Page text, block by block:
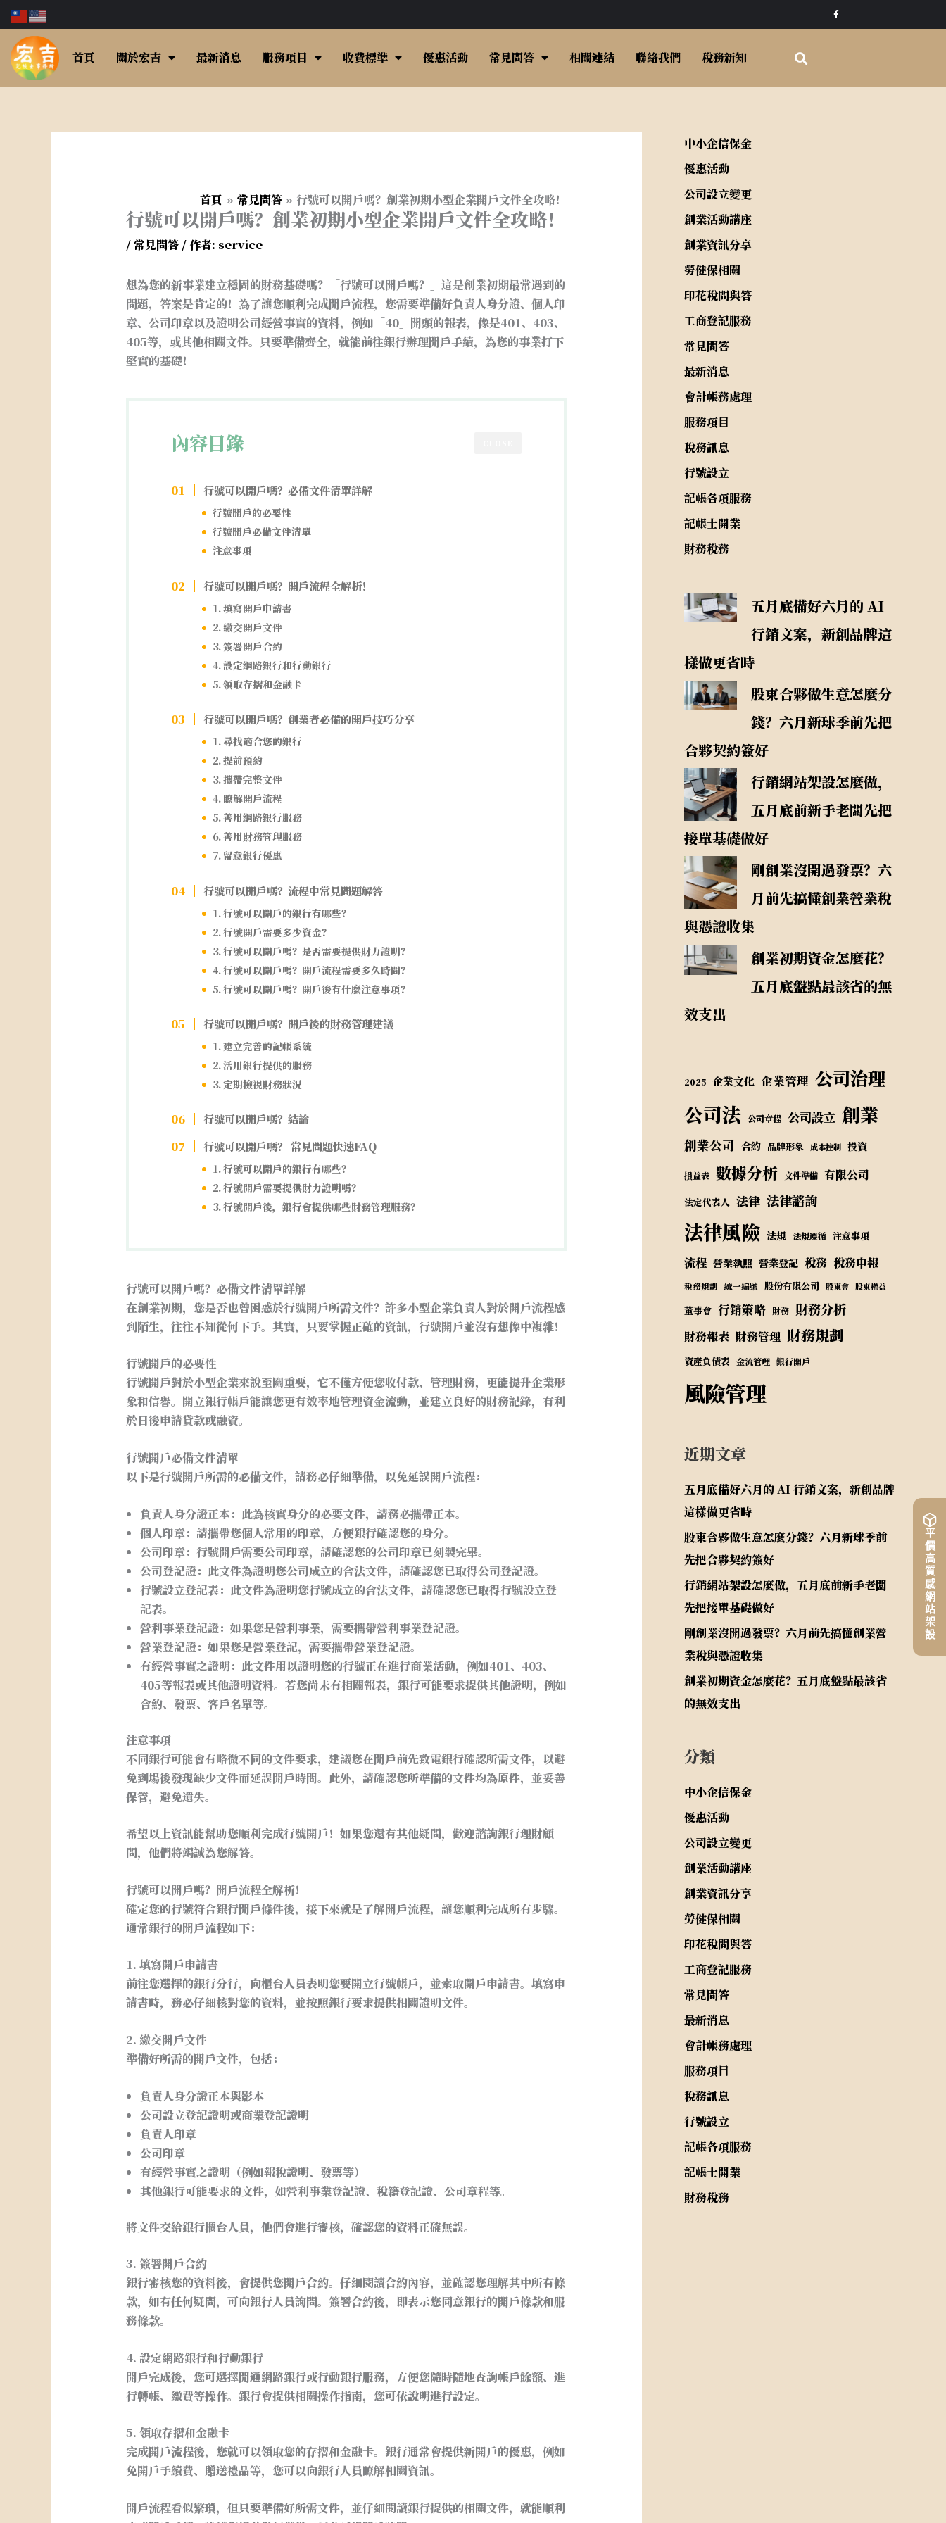
平價高質感網站架設
至
內
F
a
首頁 關於宏吉 最新消息 服務項目 收費標準 優惠活動 常見問答 相關連結 聯絡我們 稅務新知
首頁 常見問答 行號可以開戶嗎？創業初期小型企業開戶文件全攻略！
行號可以開戶嗎？創業初期小型企業開戶文件全攻略！
/常見問答/ 作者: service
想為您的新事業建立穩固的財務基礎嗎？「行號可以開戶嗎？」這是創業初期最常遇到的
問題，答案是肯定的！為了讓您順利完成開戶流程，您需要準備好負責人身分證、個人印
章、公司印章以及證明公司經營事實的資料，例如「40」開頭的報表，像是401、403、
405等，或其他相關文件。只要準備齊全，就能前往銀行辦理開戶手續，為您的事業打下
堅實的基礎！
內容目錄
行號可以開戶嗎？必備文件清單詳解
行號開戶的必要性
行號開戶必備文件清單
注意事項
行號可以開戶嗎？開戶流程全解析！
1. 填寫開戶申請書
2. 繳交開戶文件
3. 簽署開戶合約
4. 設定網路銀行和行動銀行
5. 領取存摺和金融卡
行號可以開戶嗎？創業者必備的開戶技巧分享
1. 尋找適合您的銀行
2. 提前預約
3. 攜帶完整文件
4. 瞭解開戶流程
5. 善用網路銀行服務
6. 善用財務管理服務
7. 留意銀行優惠
行號可以開戶嗎？流程中常見問題解答
1. 行號可以開戶的銀行有哪些？
2. 行號開戶需要多少資金？
3. 行號可以開戶嗎？是否需要提供財力證明？
4. 行號可以開戶嗎？開戶流程需要多久時間？
5. 行號可以開戶嗎？開戶後有什麼注意事項？
行號可以開戶嗎？開戶後的財務管理建議
1. 建立完善的記帳系統
2. 活用銀行提供的服務
3. 定期檢視財務狀況
行號可以開戶嗎？結論
行號可以開戶嗎？ 常見問題快速FAQ
1. 行號可以開戶的銀行有哪些？
2. 行號開戶需要提供財力證明嗎？
3. 行號開戶後，銀行會提供哪些財務管理服務？
行號可以開戶嗎？必備文件清單詳解
在創業初期，您是否也曾困惑於行號開戶所需文件？許多小型企業負責人對於開戶流程感
到陌生，往往不知從何下手。其實，只要掌握正確的資訊，行號開戶並沒有想像中複雜！
行號開戶的必要性
行號開戶對於小型企業來說至關重要，它不僅方便您收付款、管理財務，更能提升企業形
象和信譽。開立銀行帳戶能讓您更有效率地管理資金流動，並建立良好的財務記錄，有利
於日後申請貸款或融資。
行號開戶必備文件清單
以下是行號開戶所需的必備文件，請務必仔細準備，以免延誤開戶流程：
負責人身分證正本：此為核實身分的必要文件，請務必攜帶正本。
個人印章：請攜帶您個人常用的印章，方便銀行確認您的身分。
公司印章：行號開戶需要公司印章，請確認您的公司印章已刻製完畢。
公司登記證：此文件為證明您公司成立的合法文件，請確認您已取得公司登記證。
行號設立登記表：此文件為證明您行號成立的合法文件，請確認您已取得行號設立登
記表。
營利事業登記證：如果您是營利事業，需要攜帶營利事業登記證。
營業登記證：如果您是營業登記，需要攜帶營業登記證。
有經營事實之證明：此文件用以證明您的行號正在進行商業活動，例如401、403、
405等報表或其他證明資料。若您尚未有相關報表，銀行可能要求提供其他證明，例如
合約、發票、客戶名單等。
注意事項
不同銀行可能會有略微不同的文件要求，建議您在開戶前先致電銀行確認所需文件，以避
免到場後發現缺少文件而延誤開戶時間。此外，請確認您所準備的文件均為原件，並妥善
保管，避免遺失。
希望以上資訊能幫助您順利完成行號開戶！如果您還有其他疑問，歡迎諮詢銀行理財顧
問，他們將竭誠為您解答。
行號可以開戶嗎？開戶流程全解析！
確定您的行號符合銀行開戶條件後，接下來就是了解開戶流程，讓您順利完成所有步驟。
通常銀行的開戶流程如下：
1. 填寫開戶申請書
前往您選擇的銀行分行，向櫃台人員表明您要開立行號帳戶，並索取開戶申請書。填寫申
請書時，務必仔細核對您的資料，並按照銀行要求提供相關證明文件。
2. 繳交開戶文件
準備好所需的開戶文件，包括：
負責人身分證正本與影本
公司設立登記證明或商業登記證明
負責人印章
公司印章
有經營事實之證明（例如報稅證明、發票等）
其他銀行可能要求的文件，如營利事業登記證、稅籍登記證、公司章程等。
將文件交給銀行櫃台人員，他們會進行審核，確認您的資料正確無誤。
3. 簽署開戶合約
銀行審核您的資料後，會提供您開戶合約。仔細閱讀合約內容，並確認您理解其中所有條
款，如有任何疑問，可向銀行人員詢問。簽署合約後，即表示您同意銀行的開戶條款和服
務條款。
4. 設定網路銀行和行動銀行
開戶完成後，您可選擇開通網路銀行或行動銀行服務，方便您隨時隨地查詢帳戶餘額、進
行轉帳、繳費等操作。銀行會提供相關操作指南，您可依說明進行設定。
5. 領取存摺和金融卡
完成開戶流程後，您就可以領取您的存摺和金融卡。銀行通常會提供新開戶的優惠，例如
免開戶手續費、贈送禮品等，您可以向銀行人員瞭解相關資訊。
開戶流程看似繁瑣，但只要準備好所需文件，並仔細閱讀銀行提供的相關文件，就能順利
中小企信保金
優惠活動
公司設立變更
創業活動講座
創業資訊分享
勞健保相關
印花稅問與答
工商登記服務
常見問答
最新消息
會計帳務處理
服務項目
稅務訊息
行號設立
記帳各項服務
記帳士開業
財務稅務
五月底備好六月的 AI
行銷文案，新創品牌這
樣做更省時
股東合夥做生意怎麼分
錢？六月新球季前先把
合夥契約簽好
行銷網站架設怎麼做，
五月底前新手老闆先把
接單基礎做好
剛創業沒開過發票？六
月前先搞懂創業營業稅
與憑證收集
創業初期資金怎麼花？
五月底盤點最該省的無
效支出
2025 企業文化 企業管理 公司治理
公司法 公司章程 公司設立 創業
創業公司 合約 品牌形象 成本控制 投資
損益表 數據分析 文件準備 有限公司
法定代表人 法律 法律諮詢
法律風險 法規 法規遵循 注意事項
流程 營業執照 營業登記 稅務 稅務申報
稅務規劃 統一編號 股份有限公司 股東會 股東權益
董事會 行銷策略 財務 財務分析
財務報表 財務管理 財務規劃
資產負債表 金流管理 銀行開戶
風險管理
近期文章
五月底備好六月的 AI 行銷文案，新創品牌
這樣做更省時
股東合夥做生意怎麼分錢？六月新球季前
先把合夥契約簽好
行銷網站架設怎麼做，五月底前新手老闆
先把接單基礎做好
剛創業沒開過發票？六月前先搞懂創業營
業稅與憑證收集
創業初期資金怎麼花？五月底盤點最該省
的無效支出
分類
中小企信保金
優惠活動
公司設立變更
創業活動講座
創業資訊分享
勞健保相關
印花稅問與答
工商登記服務
常見問答
最新消息
會計帳務處理
服務項目
稅務訊息
行號設立
記帳各項服務
記帳士開業
財務稅務